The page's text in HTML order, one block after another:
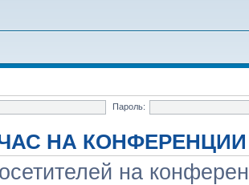
Пароль:
НА КОНФЕРЕНЦИИ
на